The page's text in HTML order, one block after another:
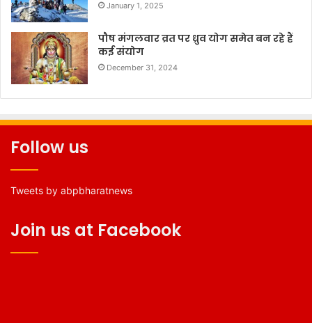
January 1, 2025
पौष मंगलवार व्रत पर ध्रुव योग समेत बन रहे हैं
कई संयोग
December 31, 2024
Follow us
Tweets by abpbharatnews
Join us at Facebook